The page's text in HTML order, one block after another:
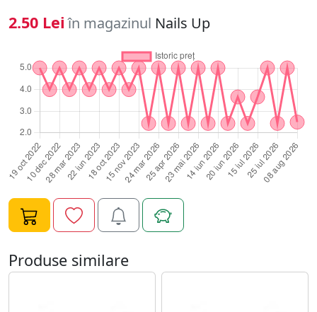
2.50 Lei în magazinul Nails Up
Produse similare